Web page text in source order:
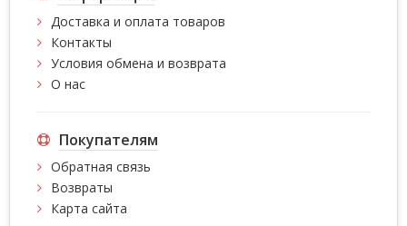
Доставка и оплата товаров
Контакты
Условия обмена и возврата
О нас
Покупателям
Обратная связь
Возвраты
Карта сайта